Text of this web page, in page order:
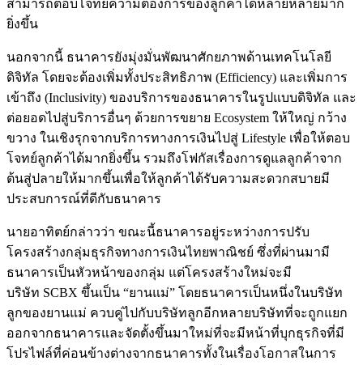
สามารถตอบโจทย์ความต้องการของลูกค้าได้หลายหลายมาก
ยิ่งขึ้น
นอกจากนี้ ธนาคารยังมุ่งมั่นพัฒนาศักยภาพด้านเทคโนโลยี
ดิจิทัล โดยจะต้องเพิ่มทั้งประสิทธิภาพ (Efficiency) และเพิ่มการ
เข้าถึง (Inclusivity) ของบริการของธนาคารในรูปแบบดิจิทัล และ
ต่อยอดไปสู่บริการอื่นๆ ด้วยการขยาย Ecosystem ให้ใหญ่ กว้าง
ขวาง ในเชิงรุกจากบริการทางการเงินไปสู่ Lifestyle เพื่อให้ตอบ
โจทย์ลูกค้าได้มากยิ่งขึ้น รวมถึงโฟกัสเรื่องการดูแลลูกค้าจาก
ต้นสู่ปลายให้มากขึ้นเพื่อให้ลูกค้าได้รับความสะดวกสบายมี
ประสบการณ์ที่ดีกับธนาคาร
นายอาทิตย์กล่าวว่า ขณะนี้ธนาคารอยู่ระหว่างการปรับ
โครงสร้างกลุ่มธุรกิจทางการเงินไทยพาณิชย์ ซึ่งที่ผ่านมามี
ธนาคารเป็นหัวหน้าของกลุ่ม แต่โครงสร้างใหม่จะมี
บริษัท SCBX ขึ้นเป็น “ยานแม่” โดยธนาคารเป็นหนึ่งในบริษัท
ลูกของยานแม่ ควบคู่ไปกับบริษัทลูกอีกหลายบริษัทที่จะถูกแยก
ออกจากธนาคารและจัดตั้งขึ้นมาใหม่ที่จะมีหน้าที่บุกธุรกิจที่มี
โปรไฟล์ที่ค่อนข้างต่างจากธนาคารทั้งในเรื่องโอกาสในการ